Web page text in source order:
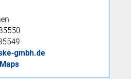
gmbh.de